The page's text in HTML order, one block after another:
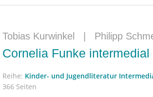
Tobias Kurwinkel Philipp
Cornelia Funke intermedial
Reihe: Kinder- und Jugendliteratur
366 Seiten